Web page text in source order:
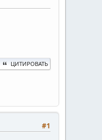
ЦИТИРОВАТЬ
#1